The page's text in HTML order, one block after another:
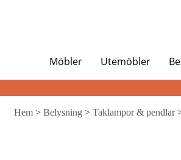
Möbler Utemöbler
Hem > Belysning > Taklampor & pendlar